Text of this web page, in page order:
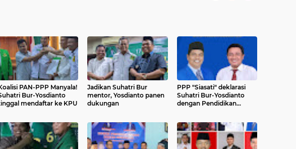
PAN-PPP Manyala!
Bur-Yosdianto
mendaftar ke KPU
Jadikan Suhatri Bur
mentor, Yosdianto panen
dukungan
PPP "Siasati" deklarasi
Suhatri Bur-Yosdianto
dengan Pendidikan